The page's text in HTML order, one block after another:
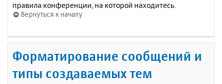
правила конференции, на которой находитесь.
Вернуться к началу
Форматирование сообщений и
типы создаваемых тем